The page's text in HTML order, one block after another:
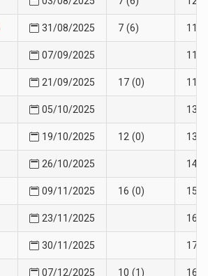
31/08/2025 7 (6) 11
07/09/2025 11
21/09/2025 17 (0) 11
05/10/2025 13
19/10/2025 12 (0) 13
26/10/2025 14
09/11/2025 16 (0) 15
23/11/2025 16
30/11/2025 17
07/12/2025 10 (1) 16